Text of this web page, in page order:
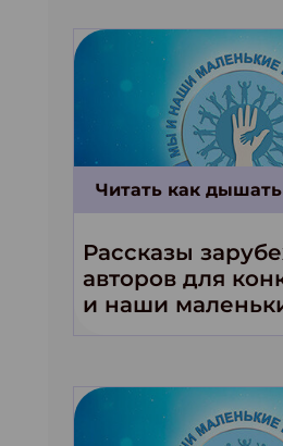
Читать как дышать
Рассказы
авторов для
и наши
волшебники!»